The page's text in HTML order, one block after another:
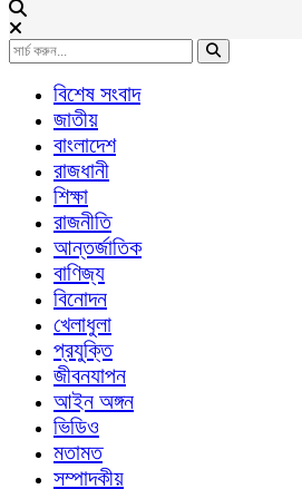
বিশেষ সংবাদ
জাতীয়
বাংলাদেশ
রাজধানী
শিক্ষা
রাজনীতি
আন্তর্জাতিক
বাণিজ্য
বিনোদন
খেলাধুলা
প্রযুক্তি
জীবনযাপন
আইন অঙ্গন
ভিডিও
মতামত
সম্পাদকীয়